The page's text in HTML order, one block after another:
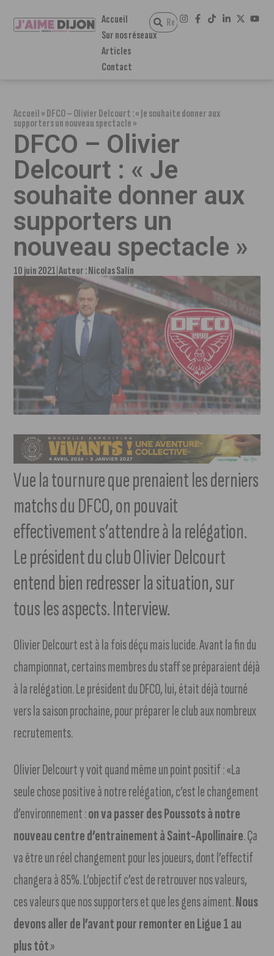
Accueil
Sur nos réseaux
Articles
Contact
Accueil»DFCO – Olivier Delcourt : « Je souhaite donner aux
supporters un nouveau spectacle »
DFCO – Olivier
Delcourt : « Je
souhaite donner aux
supporters un
nouveau spectacle »
10 juin 2021 Auteur :Nicolas Salin
Vue la tournure que prenaient les derniers
matchs du DFCO, on pouvait
effectivement s’attendre à la relégation.
Le président du club Olivier Delcourt
entend bien redresser la situation, sur
tous les aspects. Interview.
Olivier Delcourt est à la fois déçu mais lucide. Avant la fin du
championnat, certains membres du staff se préparaient déjà
à la relégation. Le président du DFCO, lui, était déjà tourné
vers la saison prochaine, pour préparer le club aux nombreux
recrutements.
Olivier Delcourt y voit quand même un point positif : «La
seule chose positive à notre relégation, c’est le changement
d’environnement :on va passer des Poussots à notre
nouveau centre d’entrainement à Saint-Apollinaire. Ça
va être un réel changement pour les joueurs, dont l’effectif
changera à 85%. L’objectif c’est de retrouver nos valeurs,
ces valeurs que nos supporters et que les gens aiment.Nous
devons aller de l’avant pour remonter en Ligue 1 au
plus tôt.»